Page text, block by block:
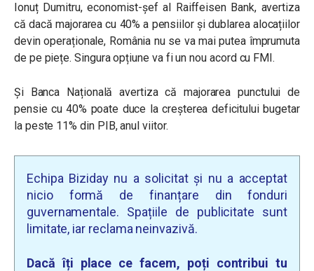
Ionuț Dumitru, economist-șef al Raiffeisen Bank, avertiza
că dacă majorarea cu 40% a pensiilor și dublarea alocațiilor
devin operaționale, România nu se va mai putea împrumuta
de pe piețe. Singura opțiune va fi un nou acord cu FMI.
Și Banca Națională avertiza că majorarea punctului de
pensie cu 40% poate duce la creșterea deficitului bugetar
la peste 11% din PIB, anul viitor.
Echipa Biziday nu a solicitat și nu a acceptat
nicio formă de finanțare din fonduri
guvernamentale. Spațiile de publicitate sunt
limitate, iar reclama neinvazivă.
Dacă îți place ce facem, poți contribui tu